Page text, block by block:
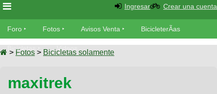
Foro
Foro
MecÃ¡nica
Fotos
SUBÃ
Avisos
Ventas
Ingresar Crear una cuenta
Foro Fotos Avisos Venta BicicleterÃ­as
Bicicletas Videos
> Fotos > Bicicletas solamente
maxitrek